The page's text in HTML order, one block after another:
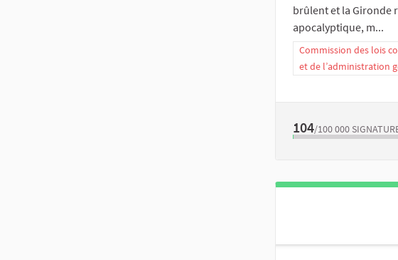
brûlent et la Gironde
apocalyptique, m...
Commission des lois
et de l’administration
104/100 000